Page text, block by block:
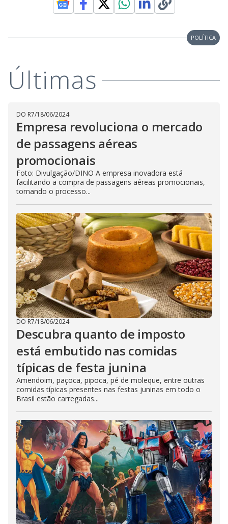
POLÍTICA
Últimas
DO R7/18/06/2024
Empresa revoluciona o mercado
de passagens aéreas
promocionais
Foto: Divulgação/DINO A empresa inovadora está
facilitando a compra de passagens aéreas promocionais,
tornando o processo...
DO R7/18/06/2024
Descubra quanto de imposto
está embutido nas comidas
típicas de festa junina
Amendoim, paçoca, pipoca, pé de moleque, entre outras
comidas típicas presentes nas festas juninas em todo o
Brasil estão carregadas...